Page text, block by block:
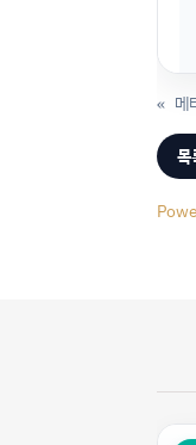
« 메
목